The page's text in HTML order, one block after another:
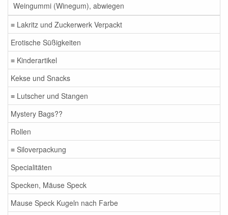
Weingummi (Winegum), abwiegen
≡ Lakritz und Zuckerwerk Verpackt
Erotische Süßigkeiten
≡ Kinderartikel
Kekse und Snacks
≡ Lutscher und Stangen
Mystery Bags??
Rollen
≡ Siloverpackung
Specialitäten
Specken, Mäuse Speck
Mause Speck Kugeln nach Farbe